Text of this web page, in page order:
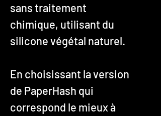
sans traitement
chimique, utilisant du
silicone végétal naturel.
En choisissant la version
de PaperHash qui
correspond le mieux à